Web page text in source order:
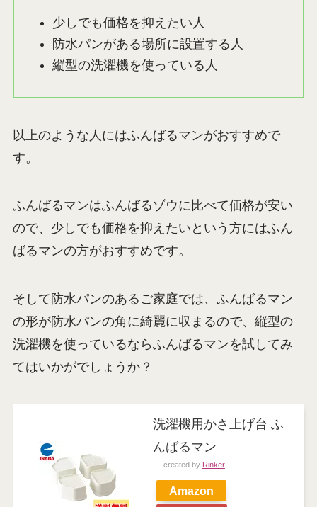
少しでも価格を抑えたい人
防水パンがある場所に設置する人
縦型の洗濯機を使っている人
以上のような人にはふんばるマンがおすすめで
す。
ふんばるマンはふんばるゾウに比べて価格が安い
ので、少しでも価格を抑えたいという方にはふん
ばるマンの方がおすすめです。
そして防水パンのあるご家庭では、ふんばるマン
の形が防水パンの角に綺麗に収まるので、縦型の
洗濯機を使っているならふんばるマンを試してみ
てはいかがでしょうか？
洗濯機用かさ上げ台 ふ
んばるマン
created by Rinker
Amazon